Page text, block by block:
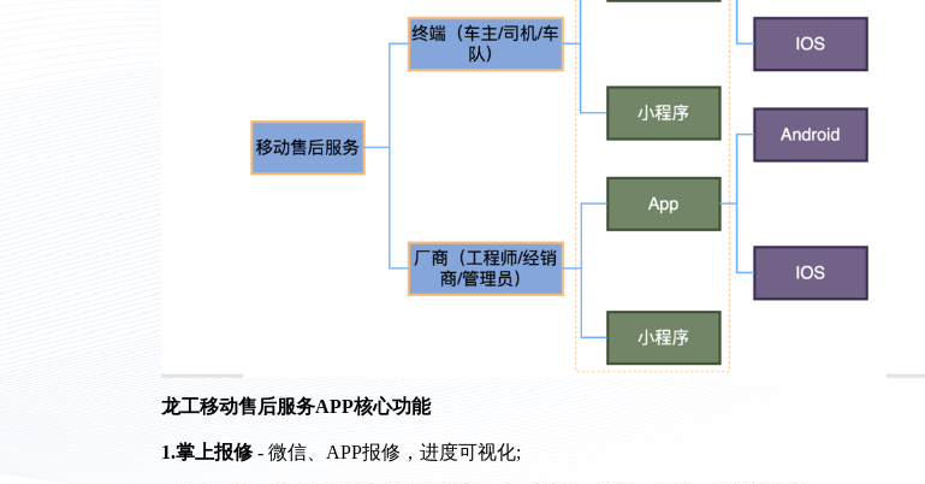
龙工移动售后服务APP核心功能
1.掌上报修- 微信、APP报修，进度可视化;